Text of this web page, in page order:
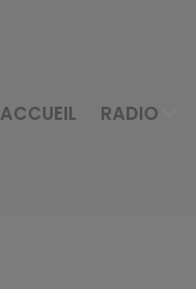
ACCUEIL RADIO